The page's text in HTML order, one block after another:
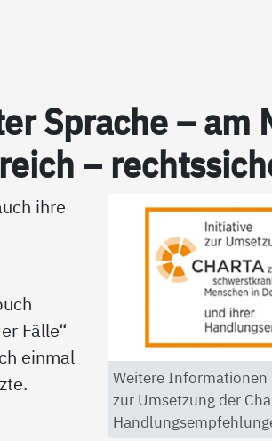
Spra­che – am
–
Weitere
zur Umsetzung der
ihre
Fälle“
einmal